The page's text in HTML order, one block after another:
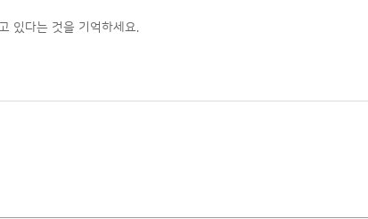
있다는 것을 기억하세요.